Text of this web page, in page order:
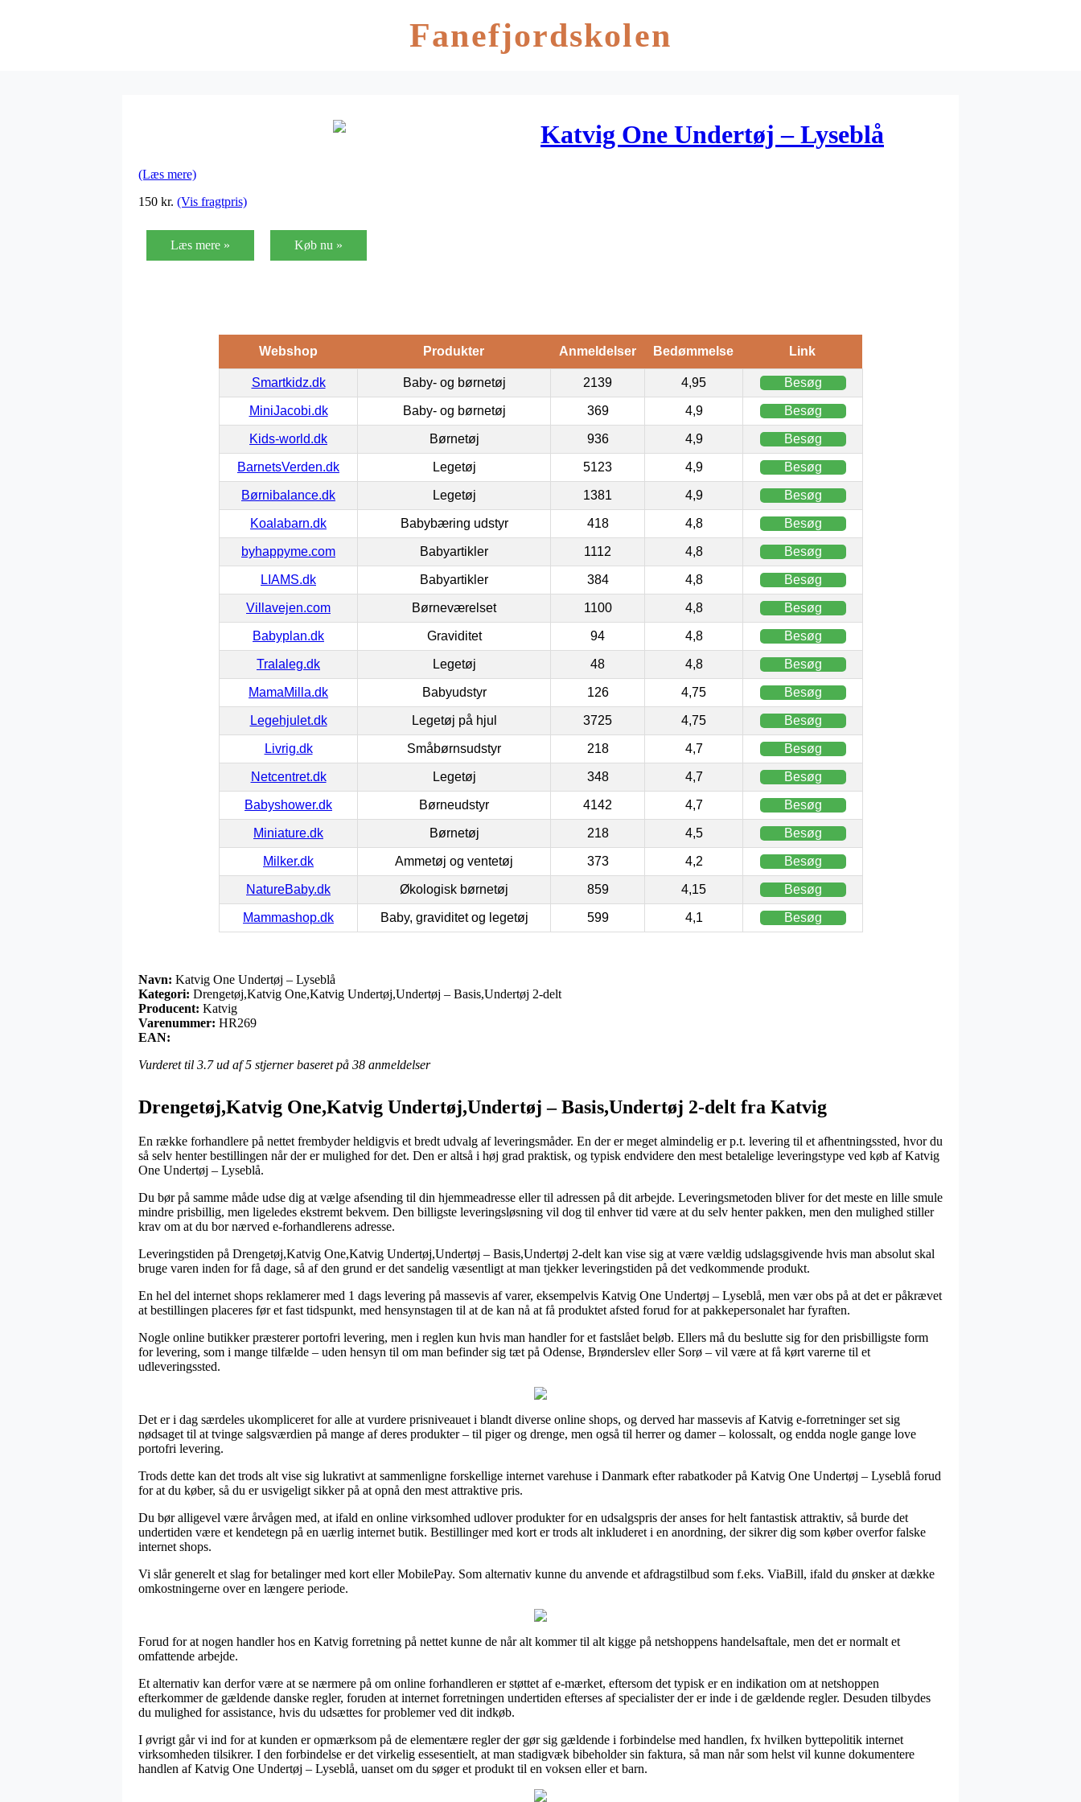
Fanefjordskolen
Katvig One Undertøj – Lyseblå
(Læs mere)
150 kr. (Vis fragtpris)
Læs mere » Køb nu »
Webshop Produkter Anmeldelser Bedømmelse Link
Smartkidz.dk Baby- og børnetøj 2139 4,95 Besøg
MiniJacobi.dk Baby- og børnetøj 369 4,9 Besøg
Kids-world.dk Børnetøj 936 4,9 Besøg
BarnetsVerden.dk Legetøj 5123 4,9 Besøg
Børnibalance.dk Legetøj 1381 4,9 Besøg
Koalabarn.dk Babybæring udstyr 418 4,8 Besøg
byhappyme.com Babyartikler 1112 4,8 Besøg
LIAMS.dk Babyartikler 384 4,8 Besøg
Villavejen.com Børneværelset 1100 4,8 Besøg
Babyplan.dk Graviditet 94 4,8 Besøg
Tralaleg.dk Legetøj 48 4,8 Besøg
MamaMilla.dk Babyudstyr 126 4,75 Besøg
Legehjulet.dk Legetøj på hjul 3725 4,75 Besøg
Livrig.dk Småbørnsudstyr 218 4,7 Besøg
Netcentret.dk Legetøj 348 4,7 Besøg
Babyshower.dk Børneudstyr 4142 4,7 Besøg
Miniature.dk Børnetøj 218 4,5 Besøg
Milker.dk Ammetøj og ventetøj 373 4,2 Besøg
NatureBaby.dk Økologisk børnetøj 859 4,15 Besøg
Mammashop.dk Baby, graviditet og legetøj 599 4,1 Besøg
Navn: Katvig One Undertøj – Lyseblå
Kategori: Drengetøj,Katvig One,Katvig Undertøj,Undertøj – Basis,Undertøj 2-delt
Producent: Katvig
Varenummer: HR269
EAN:
Vurderet til 3.7ud af 5 stjerner baseret på 38 anmeldelser
Drengetøj,Katvig One,Katvig Undertøj,Undertøj – Basis,Undertøj 2-delt fra Katvig
En række forhandlere på nettet frembyder heldigvis et bredt udvalg af leveringsmåder. En der er meget almindelig er p.t. levering til et afhentningssted, hvor du
så selv henter bestillingen når der er mulighed for det. Den er altså i høj grad praktisk, og typisk endvidere den mest betalelige leveringstype ved køb af Katvig
One Undertøj – Lyseblå.
Du bør på samme måde udse dig at vælge afsending til din hjemmeadresse eller til adressen på dit arbejde. Leveringsmetoden bliver for det meste en lille smule
mindre prisbillig, men ligeledes ekstremt bekvem. Den billigste leveringsløsning vil dog til enhver tid være at du selv henter pakken, men den mulighed stiller
krav om at du bor nærved e-forhandlerens adresse.
Leveringstiden på Drengetøj,Katvig One,Katvig Undertøj,Undertøj – Basis,Undertøj 2-delt kan vise sig at være vældig udslagsgivende hvis man absolut skal
bruge varen inden for få dage, så af den grund er det sandelig væsentligt at man tjekker leveringstiden på det vedkommende produkt.
En hel del internet shops reklamerer med 1 dags levering på massevis af varer, eksempelvis Katvig One Undertøj – Lyseblå, men vær obs på at det er påkrævet
at bestillingen placeres før et fast tidspunkt, med hensynstagen til at de kan nå at få produktet afsted forud for at pakkepersonalet har fyraften.
Nogle online butikker præsterer portofri levering, men i reglen kun hvis man handler for et fastslået beløb. Ellers må du beslutte sig for den prisbilligste form
for levering, som i mange tilfælde – uden hensyn til om man befinder sig tæt på Odense, Brønderslev eller Sorø – vil være at få kørt varerne til et
udleveringssted.
Det er i dag særdeles ukompliceret for alle at vurdere prisniveauet i blandt diverse online shops, og derved har massevis af Katvig e-forretninger set sig
nødsaget til at tvinge salgsværdien på mange af deres produkter – til piger og drenge, men også til herrer og damer – kolossalt, og endda nogle gange love
portofri levering.
Trods dette kan det trods alt vise sig lukrativt at sammenligne forskellige internet varehuse i Danmark efter rabatkoder på Katvig One Undertøj – Lyseblå forud
for at du køber, så du er usvigeligt sikker på at opnå den mest attraktive pris.
Du bør alligevel være årvågen med, at ifald en online virksomhed udlover produkter for en udsalgspris der anses for helt fantastisk attraktiv, så burde det
undertiden være et kendetegn på en uærlig internet butik. Bestillinger med kort er trods alt inkluderet i en anordning, der sikrer dig som køber overfor falske
internet shops.
Vi slår generelt et slag for betalinger med kort eller MobilePay. Som alternativ kunne du anvende et afdragstilbud som f.eks. ViaBill, ifald du ønsker at dække
omkostningerne over en længere periode.
Forud for at nogen handler hos en Katvig forretning på nettet kunne de når alt kommer til alt kigge på netshoppens handelsaftale, men det er normalt et
omfattende arbejde.
Et alternativ kan derfor være at se nærmere på om online forhandleren er støttet af e-mærket, eftersom det typisk er en indikation om at netshoppen
efterkommer de gældende danske regler, foruden at internet forretningen undertiden efterses af specialister der er inde i de gældende regler. Desuden tilbydes
du mulighed for assistance, hvis du udsættes for problemer ved dit indkøb.
I øvrigt går vi ind for at kunden er opmærksom på de elementære regler der gør sig gældende i forbindelse med handlen, fx hvilken byttepolitik internet
virksomheden tilsikrer. I den forbindelse er det virkelig essesentielt, at man stadigvæk bibeholder sin faktura, så man når som helst vil kunne dokumentere
handlen af Katvig One Undertøj – Lyseblå, uanset om du søger et produkt til en voksen eller et barn.